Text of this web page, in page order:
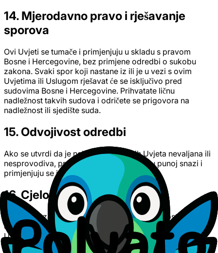
14. Mjerodavno pravo i rješavanje
sporova
Ovi Uvjeti se tumače i primjenjuju u skladu s pravom
Bosne i Hercegovine, bez primjene odredbi o sukobu
zakona. Svaki spor koji nastane iz ili je u vezi s ovim
Uvjetima ili Uslugom rješavat će se isključivo pred
sudovima Bosne i Hercegovine. Prihvatate ličnu
nadležnost takvih sudova i odričete se prigovora na
nadležnost ili sjedište suda.
15. Odvojivost odredbi
Ako se utvrdi da je neka odredba ovih Uvjeta nevaljana ili
nesprovodiva, preostale odredbe ostaju u punoj snazi i
primjenjuju se i dalje.
16. Cjelokupan sporazum
Ovi Uvjeti, zajedno s našom Politikom privatnosti, čine
cjelokupan sporazum između vas i Polyata u pogledu
Usluge te zamjenjuju sve prethodne dogovore,
razumijevanja ili izjave, bilo u pisanom ili usmenom obliku.